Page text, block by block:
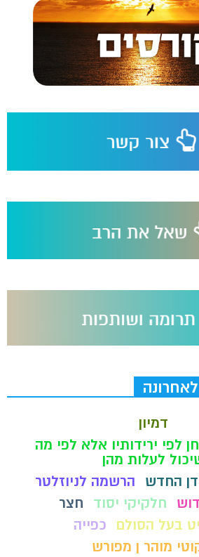
דמיון
לפי ירידותיו אלא לפי מה
לעלות מהן
החדש
הרשמה לניוזלטר
חלקיקי יסוד
חצר
בעל הסולם
כפייה
מוהר ן מפורש